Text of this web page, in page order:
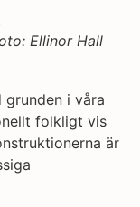
Ellinor Hall
grunden i våra
folkligt vis
är